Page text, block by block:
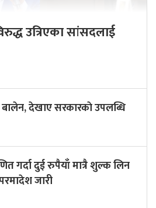
उत्रिएका सांसदलाई
बालेन, देखाए सरकारकाे उपलब्धि
गर्दा दुई रुपैयाँ मात्रै शुल्क लिन
जारी